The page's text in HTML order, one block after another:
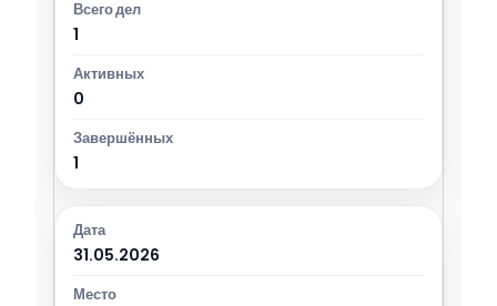
1
0
1
31.05.2026